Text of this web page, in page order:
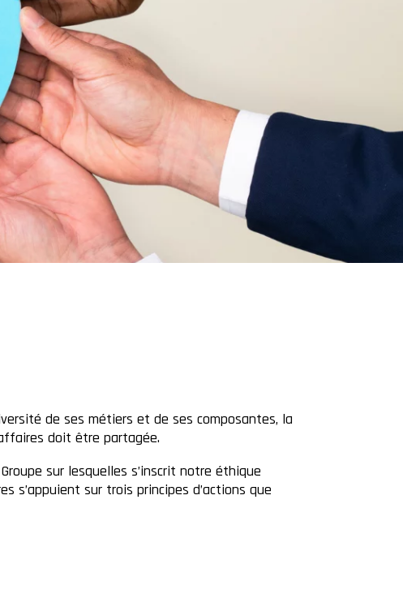
de ses métiers et de ses composantes, la
doit être partagée.
sur lesquelles s’inscrit notre éthique
s’appuient sur trois principes d’actions que